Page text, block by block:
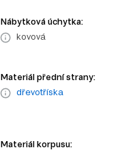
Nábytková úchytka:
kovová
Materiál přední strany:
dřevotříska
Materiál korpusu: